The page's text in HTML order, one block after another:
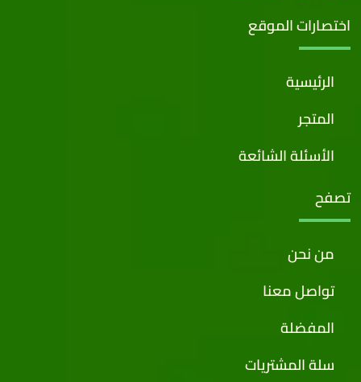
اختصارات الموقع
الرئيسية
المتجر
الأسئلة الشائعة
تصفح
من نحن
تواصل معنا
المفضلة
سلة المشتريات